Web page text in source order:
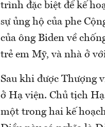
trình đặc biệt để kế
sự ủng hộ của phe
của ông Biden về
trẻ em Mỹ, và nhà ở
Sau khi được Thượng
ở Hạ viện. Chủ tịch
một trong hai kế